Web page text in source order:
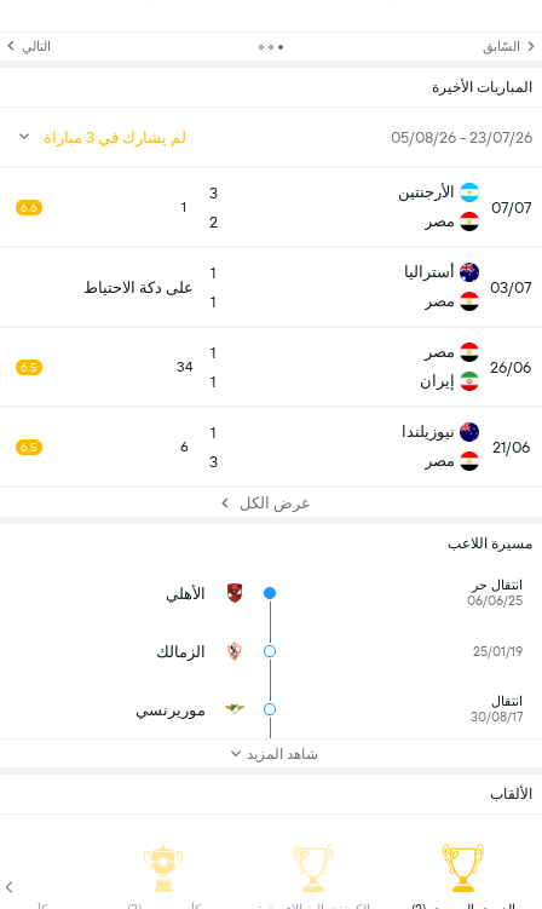
السّابق التالي
المباريات الأخيرة
23/07/26 - 05/08/26 لم يشارك في 3 مباراة
07/07
الأرجنتين
مصر
3
2
1
6.6
03/07
أستراليا
مصر
1
1
على دكة الاحتياط
26/06
مصر
إيران
1
1
34
6.5
21/06
نيوزيلندا
مصر
1
3
6
6.5
عرض الكل
مسيرة اللاعب
انتقال حر
06/06/25
الأهلي
25/01/19 الزمالك
انتقال
30/08/17
موريرنسي
شاهد المزيد
الألقاب